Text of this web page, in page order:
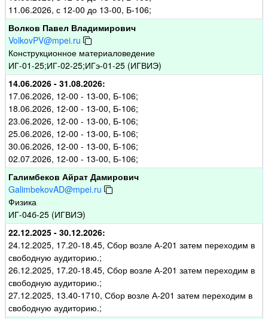
11.06.2026, с 12-00 до 13-00, Б-106;
Волков Павел Владимирович
VolkovPV@mpei.ru
Конструкционное материаловедение
ИГ-01-25;ИГ-02-25;ИГэ-01-25 (ИГВИЭ)
14.06.2026 - 31.08.2026:
17.06.2026, 12-00 - 13-00, Б-106;
18.06.2026, 12-00 - 13-00, Б-106;
23.06.2026, 12-00 - 13-00, Б-106;
25.06.2026, 12-00 - 13-00, Б-106;
30.06.2026, 12-00 - 13-00, Б-106;
02.07.2026, 12-00 - 13-00, Б-106;
Галимбеков Айрат Дамирович
GalimbekovAD@mpei.ru
Физика
ИГ-04б-25 (ИГВИЭ)
22.12.2025 - 30.12.2026:
24.12.2025, 17.20-18.45, Сбор возле А-201 затем переходим в
свободную аудиторию.;
26.12.2025, 17.20-18.45, Сбор возле А-201 затем переходим в
свободную аудиторию.;
27.12.2025, 13.40-1710, Сбор возле А-201 затем переходим в
свободную аудиторию.;